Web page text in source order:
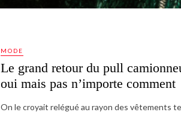
MODE
Le grand retour du pull
oui mais pas n’importe comment
On le croyait relégué au rayon des vêtements